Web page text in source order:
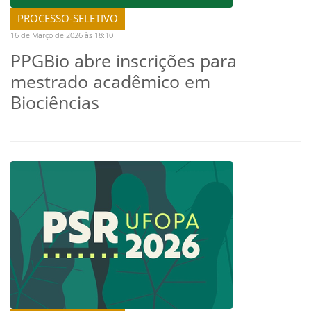
PROCESSO-SELETIVO
16 de Março de 2026 às 18:10
PPGBio abre inscrições para
mestrado acadêmico em
Biociências